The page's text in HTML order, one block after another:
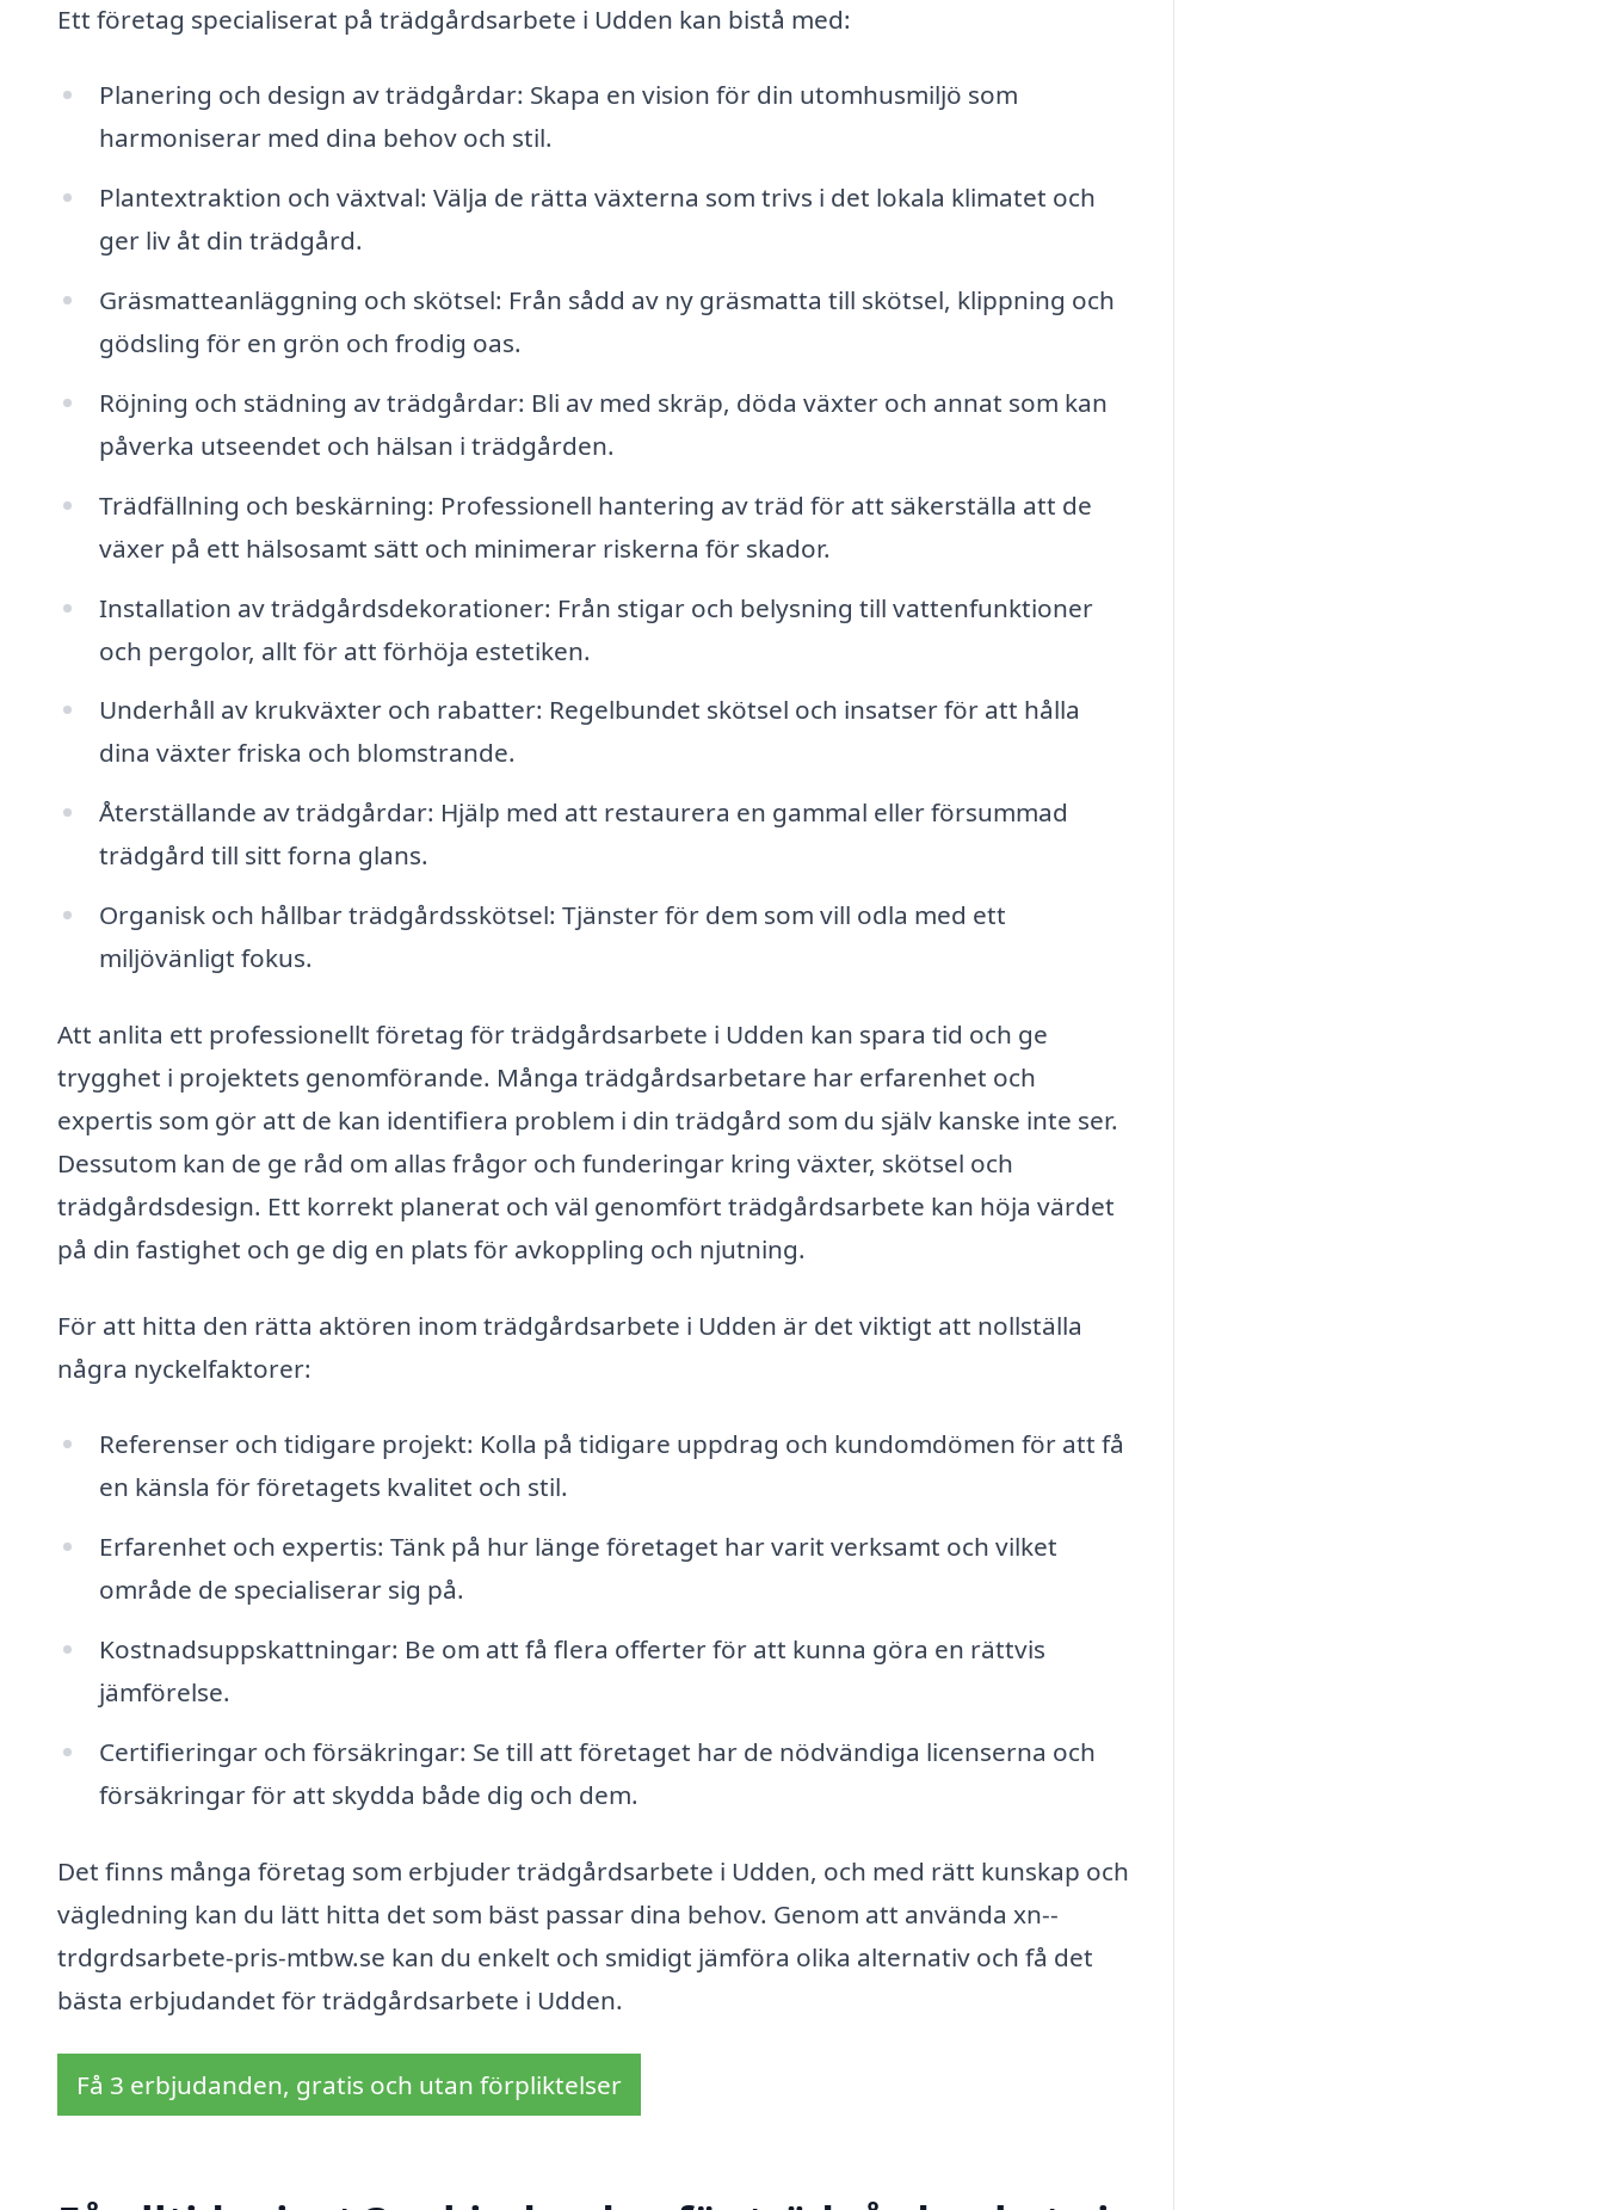
Ett företag specialiserat på trädgårdsarbete i Udden kan bistå med:
Planering och design av trädgårdar: Skapa en vision för din utomhusmiljö som
harmoniserar med dina behov och stil.
Plantextraktion och växtval: Välja de rätta växterna som trivs i det lokala klimatet och
ger liv åt din trädgård.
Gräsmatteanläggning och skötsel: Från sådd av ny gräsmatta till skötsel, klippning och
gödsling för en grön och frodig oas.
Röjning och städning av trädgårdar: Bli av med skräp, döda växter och annat som kan
påverka utseendet och hälsan i trädgården.
Trädfällning och beskärning: Professionell hantering av träd för att säkerställa att de
växer på ett hälsosamt sätt och minimerar riskerna för skador.
Installation av trädgårdsdekorationer: Från stigar och belysning till vattenfunktioner
och pergolor, allt för att förhöja estetiken.
Underhåll av krukväxter och rabatter: Regelbundet skötsel och insatser för att hålla
dina växter friska och blomstrande.
Återställande av trädgårdar: Hjälp med att restaurera en gammal eller försummad
trädgård till sitt forna glans.
Organisk och hållbar trädgårdsskötsel: Tjänster för dem som vill odla med ett
miljövänligt fokus.
Att anlita ett professionellt företag för trädgårdsarbete i Udden kan spara tid och ge
trygghet i projektets genomförande. Många trädgårdsarbetare har erfarenhet och
expertis som gör att de kan identifiera problem i din trädgård som du själv kanske inte ser.
Dessutom kan de ge råd om allas frågor och funderingar kring växter, skötsel och
trädgårdsdesign. Ett korrekt planerat och väl genomfört trädgårdsarbete kan höja värdet
på din fastighet och ge dig en plats för avkoppling och njutning.
För att hitta den rätta aktören inom trädgårdsarbete i Udden är det viktigt att nollställa
några nyckelfaktorer:
Referenser och tidigare projekt: Kolla på tidigare uppdrag och kundomdömen för att få
en känsla för företagets kvalitet och stil.
Erfarenhet och expertis: Tänk på hur länge företaget har varit verksamt och vilket
område de specialiserar sig på.
Kostnadsuppskattningar: Be om att få flera offerter för att kunna göra en rättvis
jämförelse.
Certifieringar och försäkringar: Se till att företaget har de nödvändiga licenserna och
försäkringar för att skydda både dig och dem.
Det finns många företag som erbjuder trädgårdsarbete i Udden, och med rätt kunskap och
vägledning kan du lätt hitta det som bäst passar dina behov. Genom att använda xn--
trdgrdsarbete-pris-mtbw.se kan du enkelt och smidigt jämföra olika alternativ och få det
bästa erbjudandet för trädgårdsarbete i Udden.
Få 3 erbjudanden, gratis och utan förpliktelser